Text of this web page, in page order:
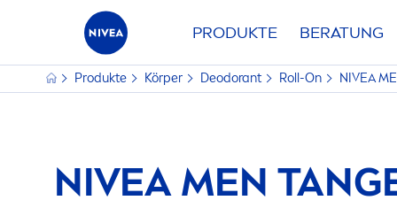
PRODUKTE BERATUNG
Produkte Körper Deodorant Roll-On NIVEA
NIVEA MEN